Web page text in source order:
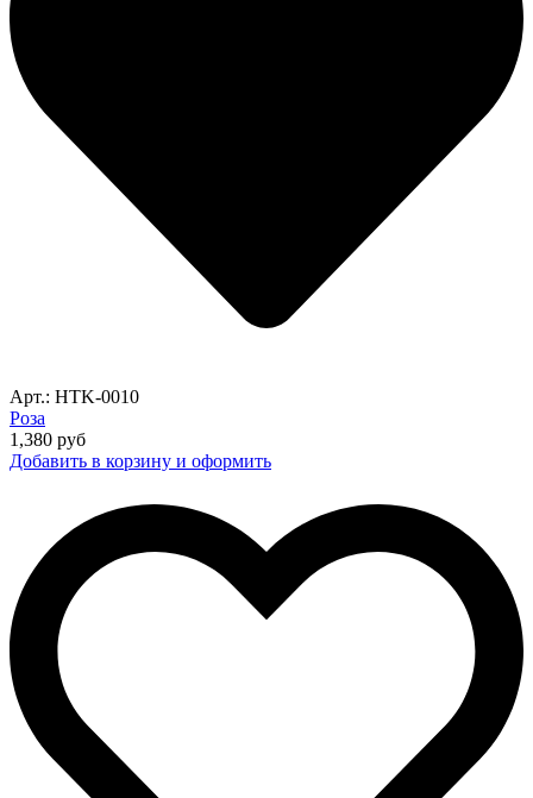
Арт.: HTK-0010
Роза
1,380 руб
Добавить в корзину и оформить